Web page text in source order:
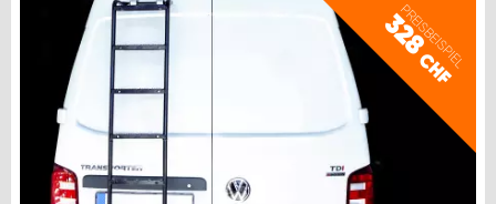
PREISBEISPIEL
328
CHF